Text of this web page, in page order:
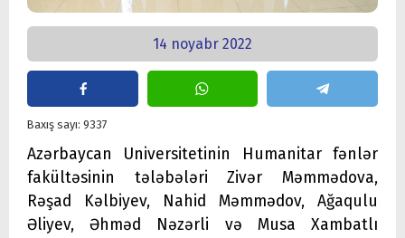
14 noyabr 2022
Baxış sayı: 9337
Azərbaycan Universitetinin Humanitar fənlər
fakültəsinin tələbələri Zivər Məmmədova,
Rəşad Kəlbiyev, Nahid Məmmədov, Ağaqulu
Əliyev, Əhməd Nəzərli və Musa Xambatlı